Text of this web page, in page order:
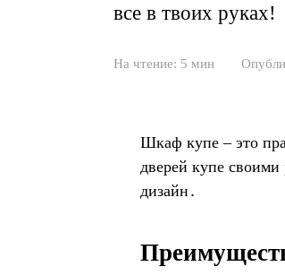
все в твоих руках!
На чтение: 5 мин
Шкаф купе – это
дверей купе
дизайн․